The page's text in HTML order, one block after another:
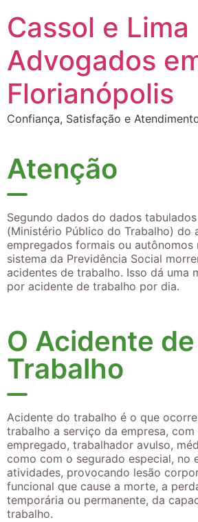
Cassol e Lima
Advogados
Florianópolis
Confiança, Satisfação e
Atenção
Segundo dados do dados
(Ministério Público do Trabalho) do
empregados formais ou autônomos
sistema da Previdência Social
acidentes de trabalho. Isso dá uma
por acidente de trabalho por dia.
O Acidente de
Trabalho
Acidente do trabalho é o que
trabalho a serviço da empresa, com
empregado, trabalhador avulso,
como com o segurado especial, no
atividades, provocando lesão
funcional que cause a morte, a
temporária ou permanente, da
trabalho.